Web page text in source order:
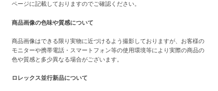
ページに記載しておりますのでご確認ください。
商品画像の色味や質感について
商品画像はできる限り実物に近づけるよう撮影しておりますが、お客様の
モニターや携帯電話・スマートフォン等の使用環境等により実際の商品の
色や質感と多少異なる場合がございます。
ロレックス並行新品について